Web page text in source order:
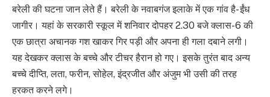
बरेली की घटना जान लेते हैं। बरेली के नवाबगंज इलाके में एक गांव है- ईंध
जागीर। यहां के सरकारी स्कूल में शनिवार दोपहर 2.30 बजे क्लास-6 की
एक छात्रा अचानक गश खाकर गिर पड़ी और अपना ही गला दबाने लगी।
यह देखकर क्लास के बच्चे और टीचर हैरान हो गए। इसके तुरंत बाद अन्य
बच्चे दीप्ति, लता, फरीन, सोहेल, इंद्रजीत और अंजुम भी उसी की तरह
हरकत करने लगे।